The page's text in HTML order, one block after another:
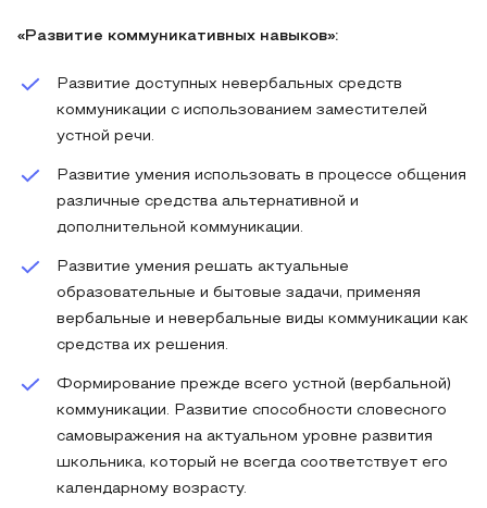
«Развитие коммуникативных навыков»:
Развитие доступных невербальных средств
коммуникации с использованием заместителей
устной речи.
Развитие умения использовать в процессе общения
различные средства альтернативной и
дополнительной коммуникации.
Развитие умения решать актуальные
образовательные и бытовые задачи, применяя
вербальные и невербальные виды коммуникации как
средства их решения.
Формирование прежде всего устной (вербальной)
коммуникации. Развитие способности словесного
самовыражения на актуальном уровне развития
школьника, который не всегда соответствует его
календарному возрасту.